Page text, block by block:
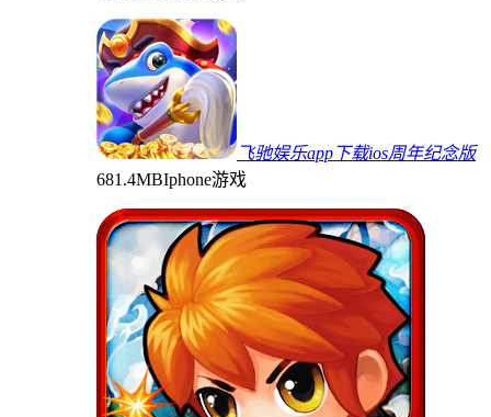
飞驰娱乐app下载ios周年纪念版
681.4MBIphone游戏